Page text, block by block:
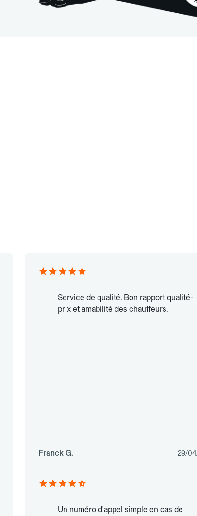
Service de qualité. Bon rapport qualité-
prix et amabilité des chauffeurs.
Franck G. 29/
Un numéro d'appel simple en cas de